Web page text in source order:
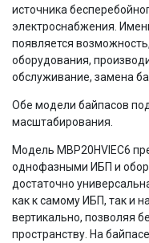
источника
электроснабжения.
появляется
оборудования,
обслуживание, замена
Обе модели байпасов
масштабирования.
Модель MBP20HVIEC6
однофазными ИБП и
достаточно
как к самому ИБП, так и
вертикально, позволяя
пространству. На